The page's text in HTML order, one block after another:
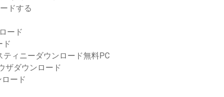
ドする
ード
ド
ィニーダウンロード無料PC
ザダウンロード
ード